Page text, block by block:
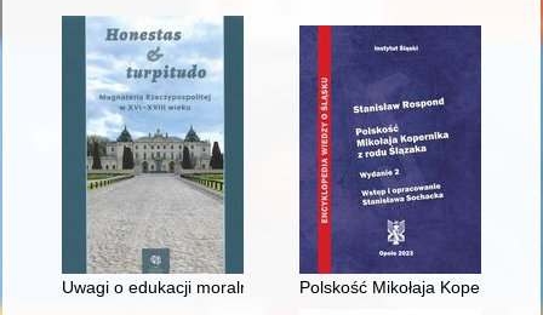
Uwagi o edukacji moralnej synów szlacheckich w XVI-
Polskość Mikołaja Kopernika z